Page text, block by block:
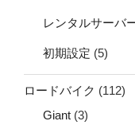
レンタルサーバ
初期設定 (5)
ロードバイク (112)
Giant (3)